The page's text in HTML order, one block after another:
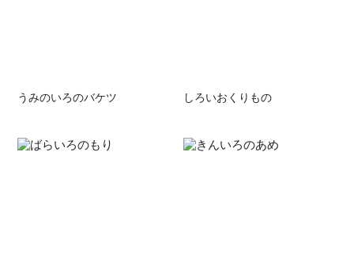
うみのいろのバケツ しろいおくりもの